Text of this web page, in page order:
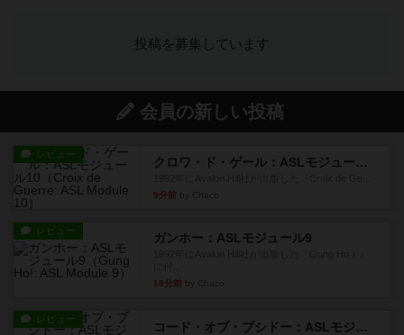
投稿を募集しています
会員の新しい投稿
レビュー
クロワ・ド・ゲール：ASLモジュール10
9分前
レビュー ガンホー：ASLモジュール9
18分前
レビュー
コード・オブ・ブシドー：ASLモジュール8